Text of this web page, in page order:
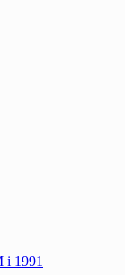
i 1991